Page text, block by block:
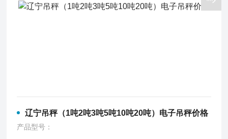
辽宁吊秤（1吨2吨3吨5吨10吨20吨）电子吊秤价格
产品型号：